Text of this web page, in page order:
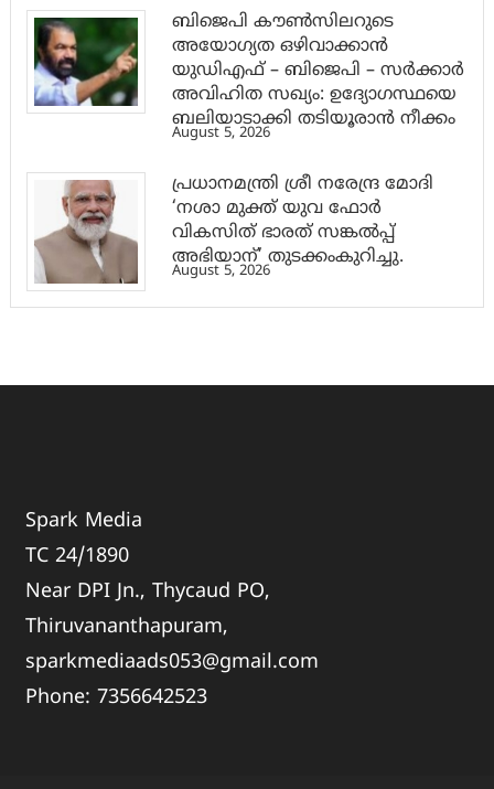
ബിജെപി കൗൺസിലറുടെ
അയോഗ്യത ഒഴിവാക്കാൻ
യുഡിഎഫ് – ബിജെപി – സർക്കാർ
അവിഹിത സഖ്യം: ഉദ്യോഗസ്ഥയെ
ബലിയാടാക്കി തടിയൂരാൻ നീക്കം
August 5, 2026
പ്രധാനമന്ത്രി ശ്രീ നരേന്ദ്ര മോദി
‘നശാ മുക്ത് യുവ ഫോർ
വികസിത് ഭാരത് സങ്കൽപ്പ്
അഭിയാന്’ തുടക്കംകുറിച്ചു.
August 5, 2026
Spark Media
TC 24/1890
Near DPI Jn., Thycaud PO,
Thiruvananthapuram,
sparkmediaads053@gmail.com
Phone:7356642523